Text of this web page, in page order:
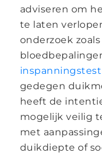
adviseren om
te laten
onderzoek
inspanningstest
gedegen
heeft de
mogelijk veilig
met
duikdiepte of